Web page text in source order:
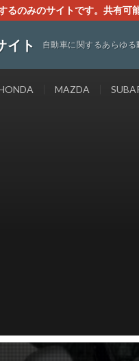
るのみのサイトです。共有
イト 自動車に関するあらゆ
MAZDA